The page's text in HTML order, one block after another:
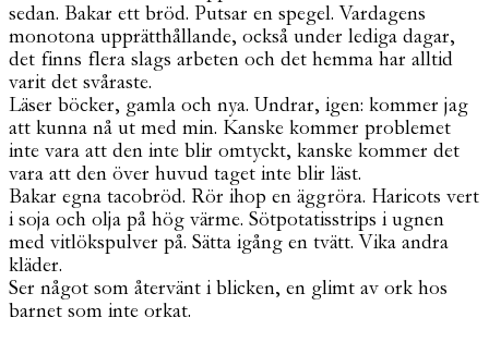
sedan. Bakar ett bröd. Putsar en spegel. Vardagens
monotona upprätthållande, också under lediga dagar,
det finns flera slags arbeten och det hemma har alltid
varit det svåraste.
Läser böcker, gamla och nya. Undrar, igen: kommer jag
att kunna nå ut med min. Kanske kommer problemet
inte vara att den inte blir omtyckt, kanske kommer det
vara att den över huvud taget inte blir läst.
Bakar egna tacobröd. Rör ihop en äggröra. Haricots vert
i soja och olja på hög värme. Sötpotatisstrips i ugnen
med vitlökspulver på. Sätta igång en tvätt. Vika andra
kläder.
Ser något som återvänt i blicken, en glimt av ork hos
barnet som inte orkat.